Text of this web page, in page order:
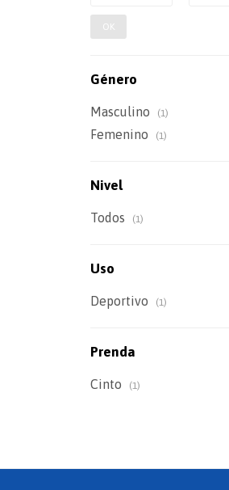
OK
Género
Masculino (1)
Femenino (1)
Nivel
Todos (1)
Uso
Deportivo (1)
Prenda
Cinto (1)